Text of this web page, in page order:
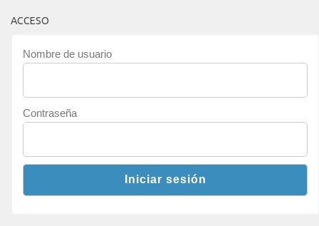
ACCESO
Nombre de usuario
Contraseña